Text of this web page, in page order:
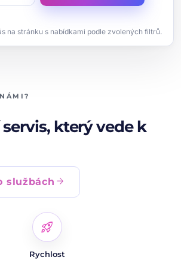
na stránku s nabídkami podle zvolených filtrů.
který vede k
službách arrow_forward
rocket_launch
Rychlost